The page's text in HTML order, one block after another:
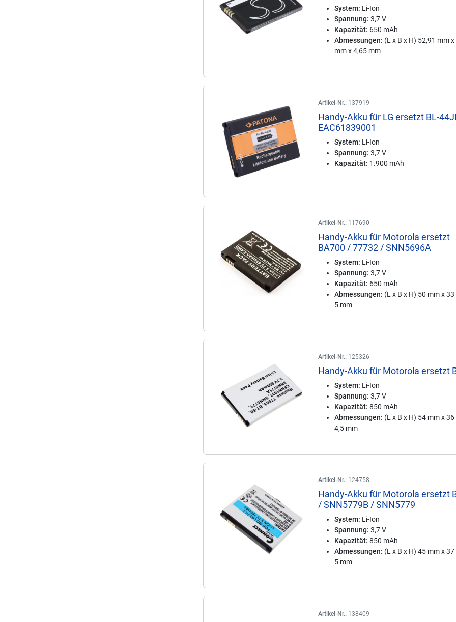
System: Li-Ion
Spannung: 3,7 V
Kapazität: 650 mAh
Abmessungen: (L x B x H) 52,91 mm
mm x 4,65 mm
Artikel-Nr.: 137919
Handy-Akku für LG ersetzt BL-
EAC61839001
System: Li-Ion
Spannung: 3,7 V
Kapazität: 1.900 mAh
Artikel-Nr.: 117690
Handy-Akku für Motorola ersetzt
BA700 / 77732 / SNN5696A
System: Li-Ion
Spannung: 3,7 V
Kapazität: 650 mAh
Abmessungen: (L x B x H) 50 mm x
5 mm
Artikel-Nr.: 125326
Handy-Akku für Motorola ersetzt
System: Li-Ion
Spannung: 3,7 V
Kapazität: 850 mAh
Abmessungen: (L x B x H) 54 mm x
4,5 mm
Artikel-Nr.: 124758
Handy-Akku für Motorola ersetzt
/ SNN5779B / SNN5779
System: Li-Ion
Spannung: 3,7 V
Kapazität: 850 mAh
Abmessungen: (L x B x H) 45 mm x
5 mm
Artikel-Nr.: 138409